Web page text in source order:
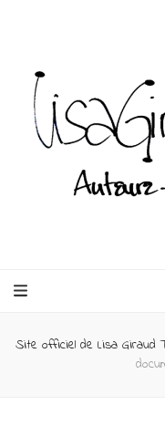
Site officiel de Lisa Giraud